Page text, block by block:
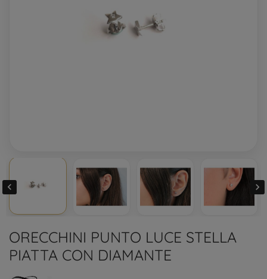
 
ORECCHINI PUNTO LUCE STELLA
PIATTA CON DIAMANTE